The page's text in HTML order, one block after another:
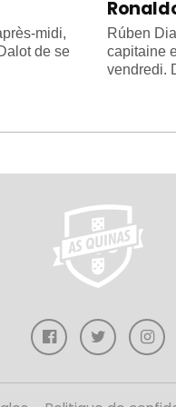
midi,
de se
Rúben
capitaine
vendredi.